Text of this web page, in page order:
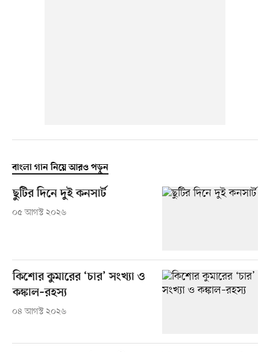
বাংলা গান নিয়ে আরও পড়ুন
ছুটির দিনে দুই কনসার্ট
০৫ আগস্ট ২০২৬
কিশোর কুমারের ‘চার’ সংখ্যা ও
কঙ্কাল–রহস্য
০৪ আগস্ট ২০২৬